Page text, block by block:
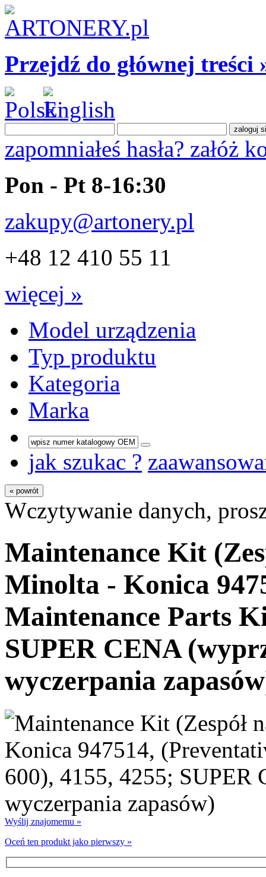
Przejdź do głównej treści
zapomniałeś hasła? załóż
Pon - Pt 8-16:30
zakupy@artonery.pl
+48 12 410 55 11
więcej »
Model urządzenia
Typ produktu
Kategoria
Marka
jak szukac ?
« powrót
Wczytywanie danych,
Maintenance Kit
Minolta - Konica
Maintenance Parts
SUPER CENA
wyczerpania
Wyślij znajomemu »
Oceń ten produkt jako pierwszy »